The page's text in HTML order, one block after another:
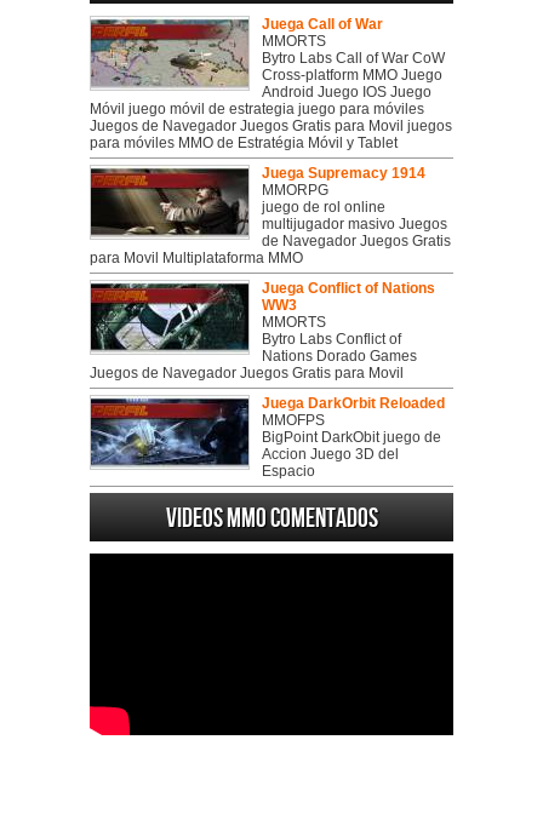
Juega Call of War
MMORTS
Bytro Labs Call of War CoW
Cross-platform MMO Juego
Android Juego IOS Juego
Móvil juego móvil de estrategia juego para móviles
Juegos de Navegador Juegos Gratis para Movil juegos
para móviles MMO de Estratégia Móvil y Tablet
Juega Supremacy 1914
MMORPG
juego de rol online
multijugador masivo Juegos
de Navegador Juegos Gratis
para Movil Multiplataforma MMO
Juega Conflict of Nations
WW3
MMORTS
Bytro Labs Conflict of
Nations Dorado Games
Juegos de Navegador Juegos Gratis para Movil
Juega DarkOrbit Reloaded
MMOFPS
BigPoint DarkObit juego de
Accion Juego 3D del
Espacio
Videos MMO Comentados